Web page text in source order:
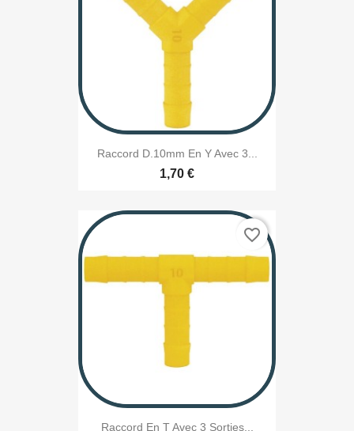
Raccord D.10mm En Y Avec 3...
1,70 €
Raccord En T Avec 3 Sorties...
favorite_border